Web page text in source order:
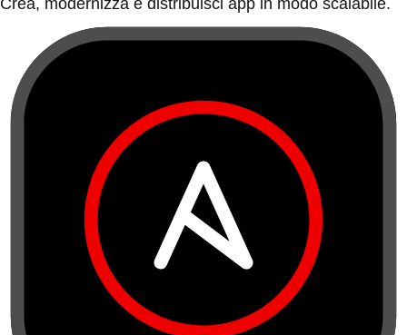
Crea, modernizza e distribuisci app in modo scalabile.